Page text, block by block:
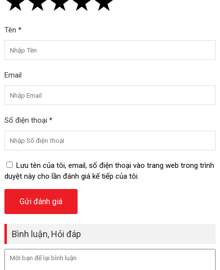
Tên *
Email
Số điện thoại *
Lưu tên của tôi, email, số điện thoại vào trang web trong trình
duyệt này cho lần đánh giá kế tiếp của tôi.
Bình luận, Hỏi đáp